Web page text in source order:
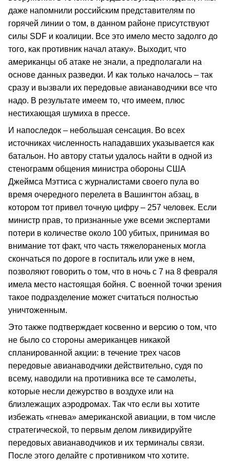
даже напомнили российским представителям по
горячей линии о том, в данном районе присутствуют
силы SDF и коалиции. Все это имело место задолго до
того, как противник начал атаку». Выходит, что
американцы об атаке не знали, а предполагали на
основе данных разведки. И как только началось – так
сразу и вызвали их передовые авианаводчики все что
надо. В результате имеем то, что имеем, плюс
нестихающая шумиха в прессе.
И напоследок – небольшая сенсация. Во всех
источниках численность нападавших указывается как
батальон. Но автору статьи удалось найти в одной из
стенограмм общения министра обороны США
Джеймса Мэттиса с журналистами своего пула во
время очередного перелета в Вашингтон абзац, в
котором тот привел точную цифру – 257 человек. Если
министр прав, то признанные уже всеми экспертами
потери в количестве около 100 убитых, принимая во
внимание тот факт, что часть тяжелораненых могла
скончаться по дороге в госпиталь или уже в нем,
позволяют говорить о том, что в ночь с 7 на 8 февраля
имела место настоящая бойня. С военной точки зрения
такое подразделение может считаться полностью
уничтоженным.
Это также подтверждает косвенно и версию о том, что
не было со стороны американцев никакой
спланированной акции: в течение трех часов
передовые авианаводчики действительно, судя по
всему, наводили на противника все те самолеты,
которые несли дежурство в воздухе или на
близлежащих аэродромах. Так что если вы хотите
избежать «гнева» американской авиации, в том числе
стратегической, то первым делом ликвидируйте
передовых авианаводчиков и их терминалы связи.
После этого делайте с противником что хотите.